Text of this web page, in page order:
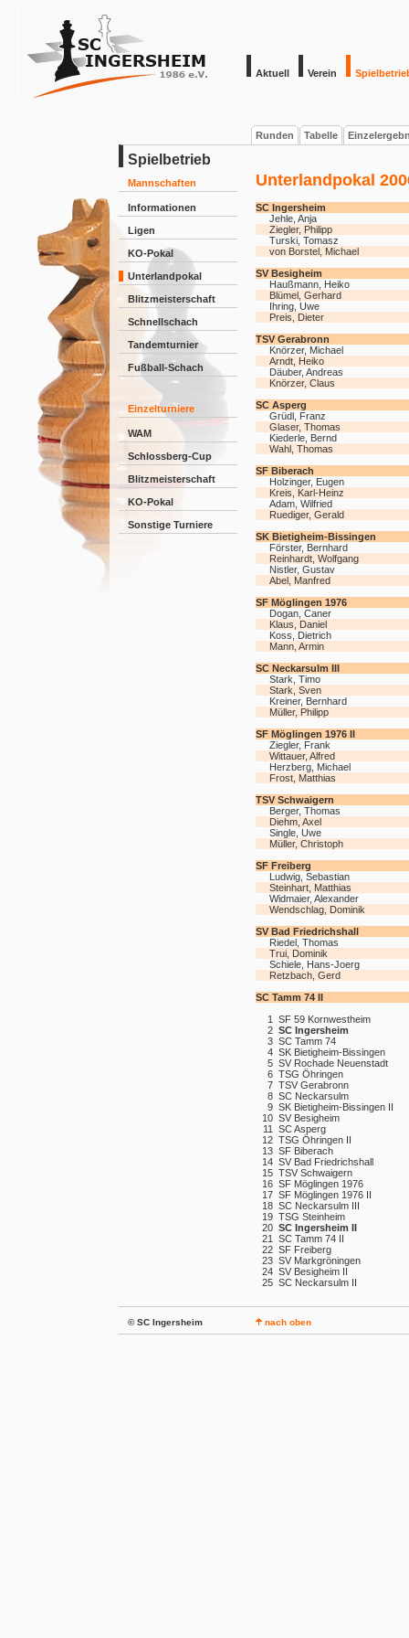
Aktuell Verein
Runden Tabelle
Spielbetrieb
Mannschaften
Informationen
Ligen
KO-Pokal
Unterlandpokal
Blitzmeisterschaft
Schnellschach
Tandemturnier
Fußball-Schach
Einzelturniere
WAM
Schlossberg-Cup
Blitzmeisterschaft
KO-Pokal
Sonstige Turniere
Unterlandpokal
SC Ingersheim
Jehle, Anja
Ziegler, Philipp
Turski, Tomasz
von Borstel, Michael
SV Besigheim
Haußmann, Heiko
Blümel, Gerhard
Ihring, Uwe
Preis, Dieter
TSV Gerabronn
Knörzer, Michael
Arndt, Heiko
Däuber, Andreas
Knörzer, Claus
SC Asperg
Grüdl, Franz
Glaser, Thomas
Kiederle, Bernd
Wahl, Thomas
SF Biberach
Holzinger, Eugen
Kreis, Karl-Heinz
Adam, Wilfried
Ruediger, Gerald
SK Bietigheim-Bissingen
Förster, Bernhard
Reinhardt, Wolfgang
Nistler, Gustav
Abel, Manfred
SF Möglingen 1976
Dogan, Caner
Klaus, Daniel
Koss, Dietrich
Mann, Armin
SC Neckarsulm III
Stark, Timo
Stark, Sven
Kreiner, Bernhard
Müller, Philipp
SF Möglingen 1976 II
Ziegler, Frank
Wittauer, Alfred
Herzberg, Michael
Frost, Matthias
TSV Schwaigern
Berger, Thomas
Diehm, Axel
Single, Uwe
Müller, Christoph
SF Freiberg
Ludwig, Sebastian
Steinhart, Matthias
Widmaier, Alexander
Wendschlag, Dominik
SV Bad Friedrichshall
Riedel, Thomas
Trui, Dominik
Schiele, Hans-Joerg
Retzbach, Gerd
SC Tamm 74 II
1
SF 59 Kornwestheim
2 SC Ingersheim
3 SC Tamm 74
4 SK Bietigheim-Bissingen
5 SV Rochade Neuenstadt
6 TSG Öhringen
7 TSV Gerabronn
8 SC Neckarsulm
9 SK Bietigheim-Bissingen II
10 SV Besigheim
11
SC Asperg
12 TSG Öhringen II
13 SF Biberach
14 SV Bad Friedrichshall
15 TSV Schwaigern
16 SF Möglingen 1976
17 SF Möglingen 1976 II
18 SC Neckarsulm III
19 TSG Steinheim
20 SC Ingersheim II
21
SC Tamm 74 II
22 SF Freiberg
23 SV Markgröningen
24 SV Besigheim II
25 SC Neckarsulm II
© SC Ingersheim nach oben